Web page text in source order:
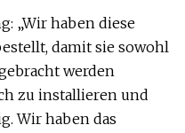
„Wir haben diese
damit sie sowohl
werden
zu installieren und
Wir haben das